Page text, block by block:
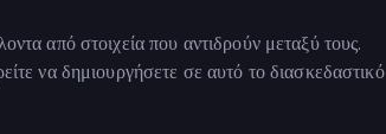
από στοιχεία που αντιδρούν μεταξύ τους.
να δημιουργήσετε σε αυτό το διασκεδαστικό